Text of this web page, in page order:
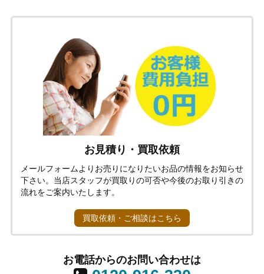
お見積り・買取依頼
メールフォームよりお売りになりたいお品の情報をお知らせ
下さい。当店スタッフが買取りの可否や今後のお取り引きの
流れをご案内いたします。
買取依頼・ご相談はこちら
お電話からのお問い合わせは